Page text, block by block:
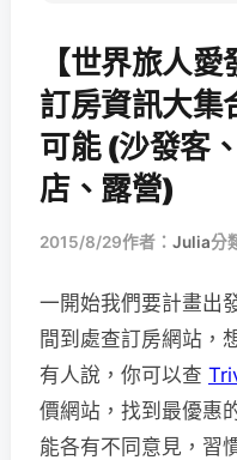
【世界旅人
訂房資訊大集
可能 (沙發客
店、露營)
2015/8/29作者： Julia分
一開始我們要計畫出
間到處查訂房網站，
有人說，你可以查
價網站，找到最優惠
能各有不同意見，習